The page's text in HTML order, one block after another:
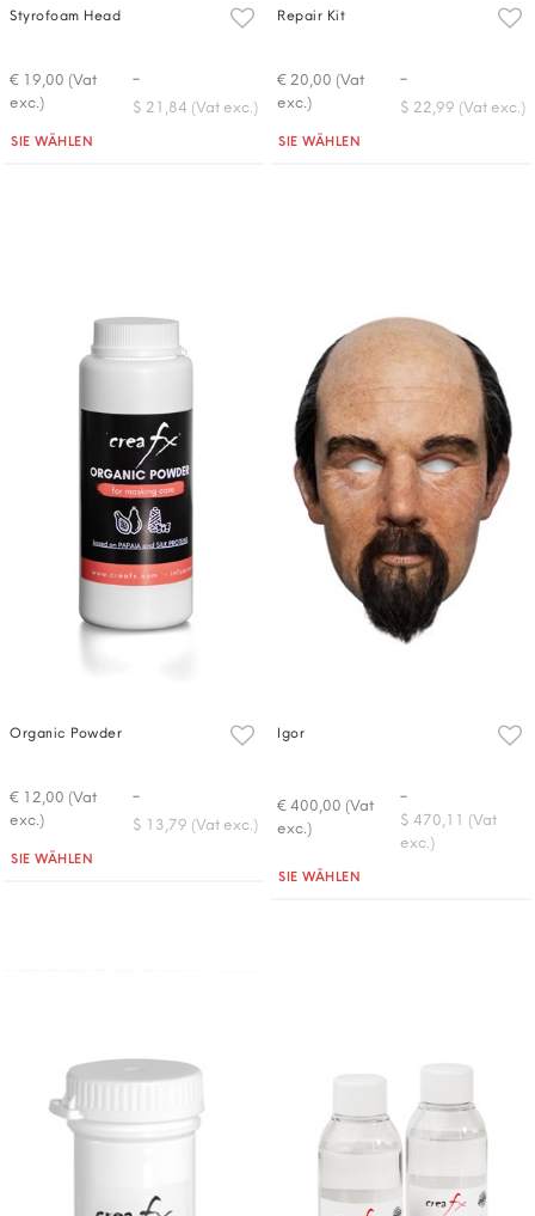
Styrofoam Head
€ 19,00 (Vat
exc.)
-
$ 21,84 (Vat exc.)
Quantità
SIE WÄHLEN
Repair Kit
€ 20,00 (Vat
exc.)
-
$ 22,99 (Vat exc.)
Quantità
SIE WÄHLEN
Organic Powder
€ 12,00 (Vat
exc.)
-
$ 13,79 (Vat exc.)
Quantità
SIE WÄHLEN
Igor
€ 400,00 (Vat
exc.)
-
$ 470,11 (Vat
exc.)
Quantità
SIE WÄHLEN